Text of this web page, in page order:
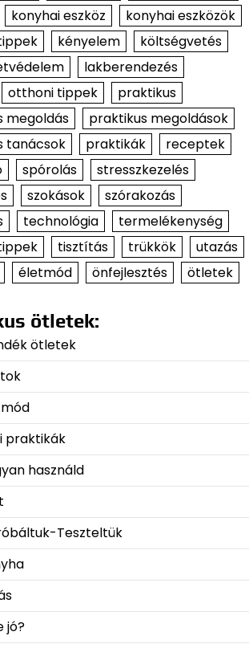
konyhai eszköz
konyhai eszközök
kényelem
költségvetés
lakberendezés
otthoni tippek
praktikus
megoldás
praktikus megoldások
tanácsok
praktikák
receptek
spórolás
stresszkezelés
szokások
szórakozás
technológia
termelékenység
tisztítás trükkök
utazás
életmód önfejlesztés ötletek
ötletek:
ötletek
praktikák
használd
Teszteltük
jó?